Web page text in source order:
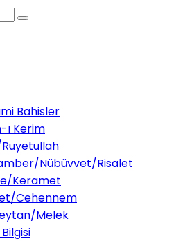
Bahisler
ı Kerim
Nübüvvet/Risalet
Keramet
Cehennem
Melek